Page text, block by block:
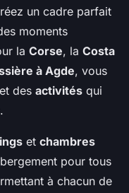
un cadre parfait
moments
la Corse, la Costa
à Agde, vous
des activités qui
et chambres
pour tous
à chacun de